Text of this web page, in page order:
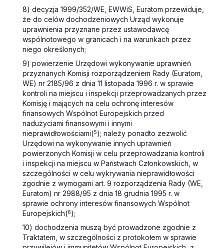
8) decyzja 1999/352/WE, EWWiS, Euratom przewiduje,
że do celów dochodzeniowych Urząd wykonuje
uprawnienia przyznane przez ustawodawcę
wspólnotowego w granicach i na warunkach przez
niego określonych;
9) powierzenie Urzędowi wykonywanie uprawnień
przyznanych Komisji rozporządzeniem Rady (Euratom,
WE) nr 2185/96 z dnia 11 listopada 1996 r. w sprawie
kontroli na miejscu i inspekcji przeprowadzanych przez
Komisję i mających na celu ochronę interesów
finansowych Wspólnot Europejskich przed
nadużyciami finansowymi i innymi
nieprawidłowościami(5); należy ponadto zezwolić
Urzędowi na wykonywanie innych uprawnień
powierzonych Komisji w celu przeprowadzania kontroli
i inspekcji na miejscu w Państwach Członkowskich, w
szczególności w celu wykrywania nieprawidłowości
zgodnie z wymogami art. 9 rozporządzenia Rady (WE,
Euratom) nr 2988/95 z dnia 18 grudnia 1995 r. w
sprawie ochrony interesów finansowych Wspólnot
Europejskich(6);
10) dochodzenia muszą być prowadzone zgodnie z
Traktatem, w szczególności z protokołem w sprawie